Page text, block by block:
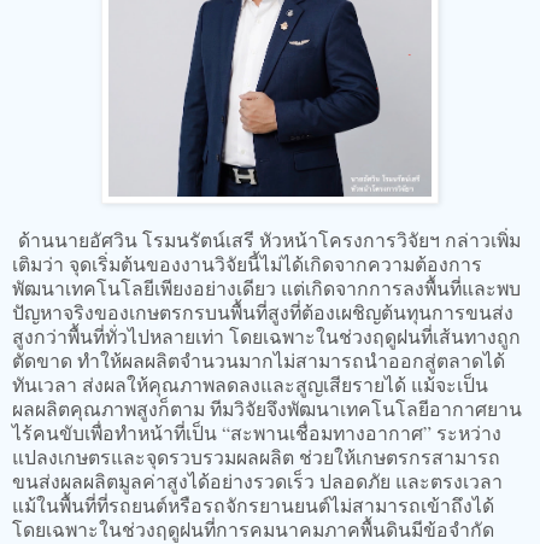
ด้านนายอัศวิน โรมนรัตน์เสรี หัวหน้าโครงการวิจัยฯ กล่าวเพิ่ม
เติมว่า จุดเริ่มต้นของงานวิจัยนี้ไม่ได้เกิดจากความต้องการ
พัฒนาเทคโนโลยีเพียงอย่างเดียว แต่เกิดจากการลงพื้นที่และพบ
ปัญหาจริงของเกษตรกรบนพื้นที่สูงที่ต้องเผชิญต้นทุนการขนส่ง
สูงกว่าพื้นที่ทั่วไปหลายเท่า โดยเฉพาะในช่วงฤดูฝนที่เส้นทางถูก
ตัดขาด ทำให้ผลผลิตจำนวนมากไม่สามารถนำออกสู่ตลาดได้
ทันเวลา ส่งผลให้คุณภาพลดลงและสูญเสียรายได้ แม้จะเป็น
ผลผลิตคุณภาพสูงก็ตาม ทีมวิจัยจึงพัฒนาเทคโนโลยีอากาศยาน
ไร้คนขับเพื่อทำหน้าที่เป็น “สะพานเชื่อมทางอากาศ” ระหว่าง
แปลงเกษตรและจุดรวบรวมผลผลิต ช่วยให้เกษตรกรสามารถ
ขนส่งผลผลิตมูลค่าสูงได้อย่างรวดเร็ว ปลอดภัย และตรงเวลา
แม้ในพื้นที่ที่รถยนต์หรือรถจักรยานยนต์ไม่สามารถเข้าถึงได้
โดยเฉพาะในช่วงฤดูฝนที่การคมนาคมภาคพื้นดินมีข้อจำกัด